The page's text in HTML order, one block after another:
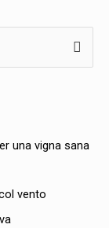
una vigna sana
vento